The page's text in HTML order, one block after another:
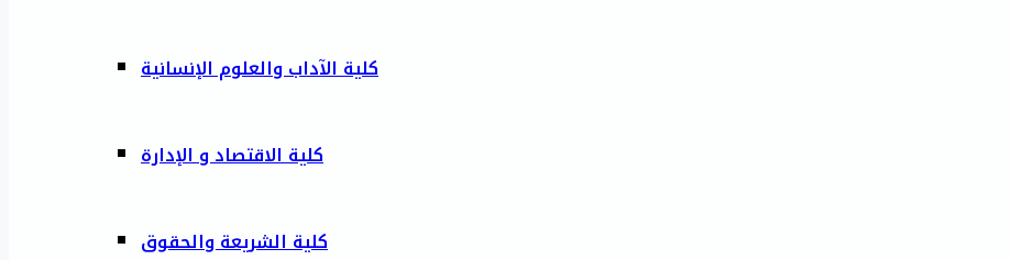
كلية الآداب والعلوم الإنسانية
كلية الاقتصاد و الإدارة
كلية الشريعة والحقوق